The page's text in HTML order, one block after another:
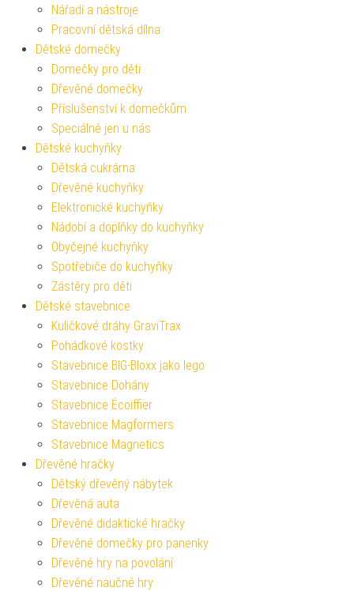
Nářadí a nástroje
Pracovní dětská dílna
Dětské domečky
Domečky pro děti
Dřevěné domečky
Příslušenství k domečkům
Speciálně jen u nás
Dětské kuchyňky
Dětská cukrárna
Dřevěné kuchyňky
Elektronické kuchyňky
Nádobí a doplňky do kuchyňky
Obyčejné kuchyňky
Spotřebiče do kuchyňky
Zástěry pro děti
Dětské stavebnice
Kuličkové dráhy GraviTrax
Pohádkové kostky
Stavebnice BIG-Bloxx jako lego
Stavebnice Dohány
Stavebnice Écoiffier
Stavebnice Magformers
Stavebnice Magnetics
Dřevěné hračky
Dětský dřevěný nábytek
Dřevěná auta
Dřevěné didaktické hračky
Dřevěné domečky pro panenky
Dřevěné hry na povolání
Dřevěné naučné hry